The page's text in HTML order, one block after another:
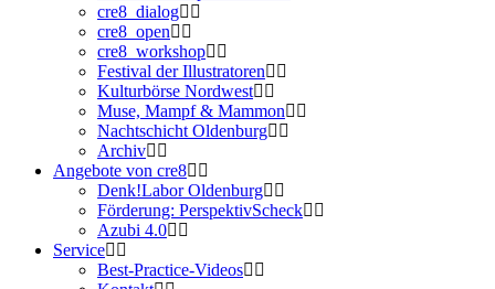
cre8_dialog
cre8_open
cre8_workshop
Festival der Illustratoren
Kulturbörse Nordwest
Muse, Mampf & Mammon
Nachtschicht Oldenburg
Archiv
Angebote von cre8
Denk!Labor Oldenburg
Förderung: PerspektivScheck
Azubi 4.0
Service
Best-Practice-Videos